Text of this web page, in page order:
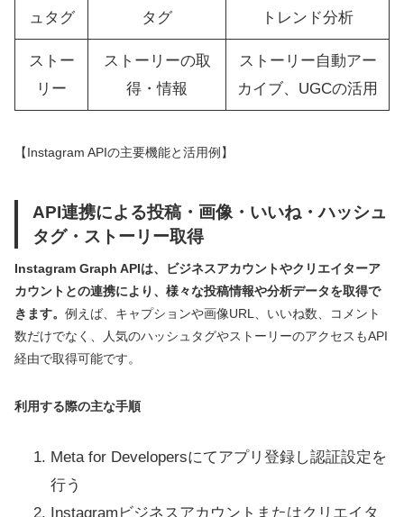
ュタグ
タグ
トレンド分析
ストー
リー
ストーリーの取
得・情報
ストーリー自動アー
カイブ、UGCの活用
【Instagram APIの主要機能と活用例】
API連携による投稿・画像・いいね・ハッシュ
タグ・ストーリー取得
Instagram Graph APIは、ビジネスアカウントやクリエイターア
カウントとの連携により、様々な投稿情報や分析データを取得で
きます。 例えば、キャプションや画像URL、いいね数、コメント
数だけでなく、人気のハッシュタグやストーリーのアクセスもAPI
経由で取得可能です。
利用する際の主な手順
Meta for Developersにてアプリ登録し認証設定を
行う
Instagramビジネスアカウントまたはクリエイタ